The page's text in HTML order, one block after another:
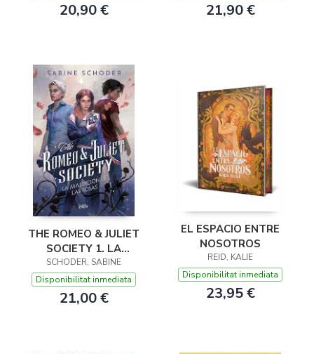
20,90 € 21,90 €
THE ROMEO & JULIET
SOCIETY 1. LA
MALDICIÓN DE LAS
ROSAS
SCHODER, SABINE
Disponibilitat inmediata
21,00 €
EL ESPACIO ENTRE
NOSOTROS
REID, KALIE
Disponibilitat inmediata
23,95 €